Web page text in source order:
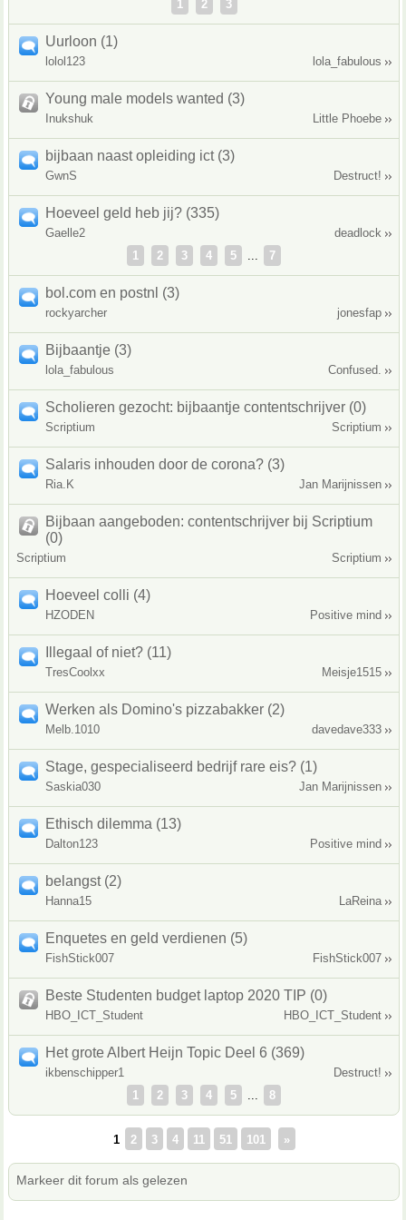
1
2 3
Uurloon (1)
lolol123 lola_fabulous
Young male models wanted (3)
Inukshuk Little Phoebe
bijbaan naast opleiding ict (3)
GwnS Destruct!
Hoeveel geld heb jij? (335)
Gaelle2
deadlock
1
2 3 4 5 ... 7
bol.com en postnl (3)
rockyarcher jonesfap
Bijbaantje (3)
lola_fabulous Confused.
Scholieren gezocht: bijbaantje contentschrijver (0)
Scriptium Scriptium
Salaris inhouden door de corona? (3)
Ria.K Jan Marijnissen
Bijbaan aangeboden: contentschrijver bij Scriptium
(0)
Scriptium Scriptium
Hoeveel colli (4)
HZODEN Positive mind
Illegaal of niet? (11)
TresCoolxx Meisje1515
Werken als Domino's pizzabakker (2)
Melb.1010 davedave333
Stage, gespecialiseerd bedrijf rare eis? (1)
Saskia030 Jan Marijnissen
Ethisch dilemma (13)
Dalton123 Positive mind
belangst (2)
Hanna15 LaReina
Enquetes en geld verdienen (5)
FishStick007 FishStick007
Beste Studenten budget laptop 2020 TIP (0)
HBO_ICT_Student HBO_ICT_Student
Het grote Albert Heijn Topic Deel 6 (369)
ikbenschipper1
Destruct!
1
2 3 4 5 ... 8
1 2 3 4 11 51 101 »
Markeer dit forum als gelezen